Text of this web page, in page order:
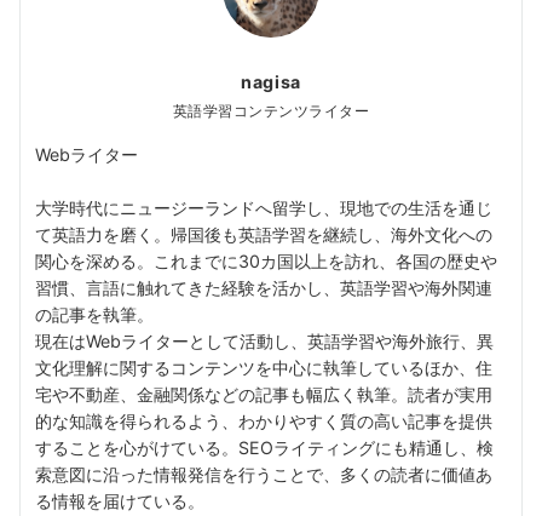
nagisa
英語学習コンテンツライター
Webライター
大学時代にニュージーランドへ留学し、現地での生活を通じ
て英語力を磨く。帰国後も英語学習を継続し、海外文化への
関心を深める。これまでに30カ国以上を訪れ、各国の歴史や
習慣、言語に触れてきた経験を活かし、英語学習や海外関連
の記事を執筆。
現在はWebライターとして活動し、英語学習や海外旅行、異
文化理解に関するコンテンツを中心に執筆しているほか、住
宅や不動産、金融関係などの記事も幅広く執筆。読者が実用
的な知識を得られるよう、わかりやすく質の高い記事を提供
することを心がけている。SEOライティングにも精通し、検
索意図に沿った情報発信を行うことで、多くの読者に価値あ
る情報を届けている。